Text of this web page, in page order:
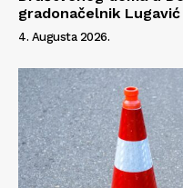
gradonačelnik Lugavić
4. Augusta 2026.